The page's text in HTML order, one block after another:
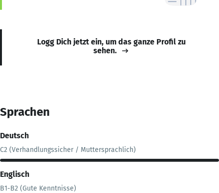
Logg Dich jetzt ein, um das ganze Profil zu
sehen.
Sprachen
Deutsch
C2 (Verhandlungssicher / Muttersprachlich)
Englisch
B1-B2 (Gute Kenntnisse)